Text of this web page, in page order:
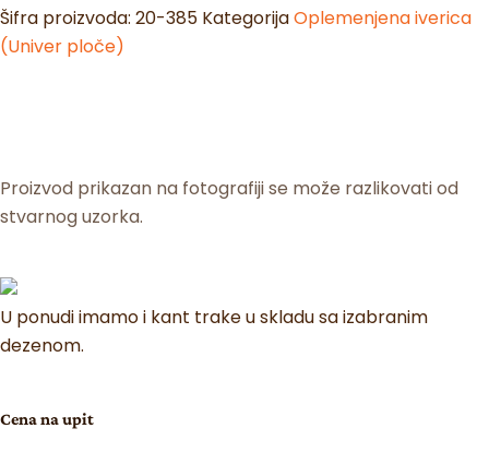
Šifra proizvoda: 20-385 KategorijaOplemenjena iverica
(Univer ploče)
Proizvod prikazan na fotografiji se može razlikovati od
stvarnog uzorka.
U ponudi imamo i kant trake u skladu sa izabranim
dezenom.
Cena na upit